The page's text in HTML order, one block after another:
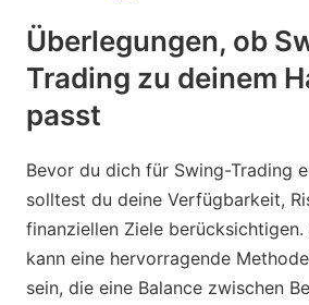
Überlegungen, ob
Trading zu deinem
passt
Bevor du dich für Swing-Trading
solltest du deine Verfügbarkeit,
finanziellen Ziele berücksichtigen.
kann eine hervorragende
sein, die eine Balance zwischen